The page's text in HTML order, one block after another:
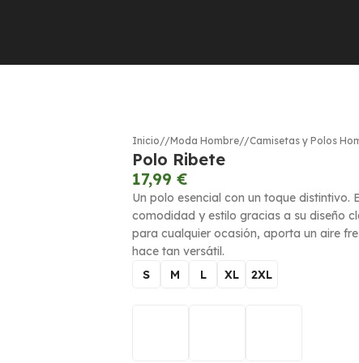
Inicio/ Moda Hombre/ Camisetas y Polos
Polo Ribete
17,99 €
Un polo esencial con un toque distintivo.
comodidad y estilo gracias a su diseño
para cualquier ocasión, aporta un aire
hace tan versátil.
S
M L XL 2XL